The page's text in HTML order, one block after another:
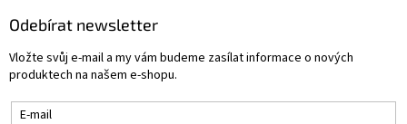
Odebírat newsletter
Vložte svůj e-mail a my vám budeme zasílat informace o nových
produktech na našem e-shopu.
E-mail